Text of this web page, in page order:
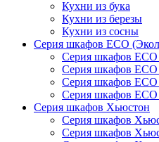
Кухни из бука
Кухни из березы
Кухни из сосны
Серия шкафов ECO
Серия шкафов ECO
Серия шкафов ECO
Серия шкафов ECO
Серия шкафов
Серия шкафов Хьюстон
Серия шкафов
Серия шкафов